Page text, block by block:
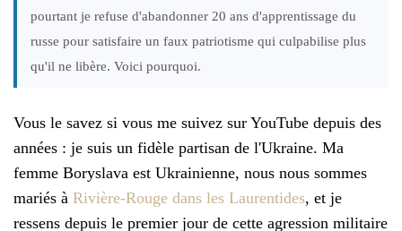
pourtant je refuse d'abandonner 20 ans d'apprentissage du
russe pour satisfaire un faux patriotisme qui culpabilise plus
qu'il ne libère. Voici pourquoi.
Vous le savez si vous me suivez sur YouTube depuis des
années : je suis un fidèle partisan de l'Ukraine. Ma
femme Boryslava est Ukrainienne, nous nous sommes
mariés à Rivière-Rouge dans les Laurentides, et je
ressens depuis le premier jour de cette agression militaire